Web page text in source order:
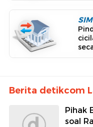
Berita detikcom
Pihak
soal